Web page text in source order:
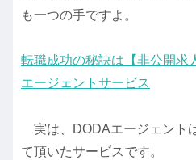
も一つの手ですよ。
転職成功の秘訣は【非公開求
エージェントサービス
実は、DODAエージェント
て頂いたサービスです。